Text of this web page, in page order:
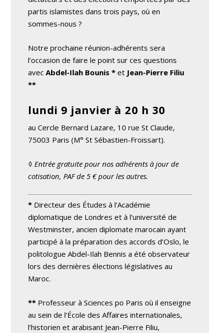
partis islamistes dans trois pays, où en
sommes-nous ?
Notre prochaine réunion-adhérents sera
l’occasion de faire le point sur ces questions
avecAbdel-Ilah Bounis * et Jean-Pierre Filiu
**
lundi 9 janvier à 20 h 30
au Cercle Bernard Lazare, 10 rue St Claude,
75003 Paris (M° St Sébastien-Froissart).
◊ Entrée gratuite pour nos adhérents à jour de
cotisation, PAF de 5 € pour les autres.
* Directeur des Études à l’Académie
diplomatique de Londres et à l’université de
Westminster, ancien diplomate marocain ayant
participé à la préparation des accords d’Oslo, le
politologue Abdel-Ilah Bennis a été observateur
lors des dernières élections législatives au
Maroc.
** Professeur à Sciences po Paris où il enseigne
au sein de l’École des Affaires internationales,
l’historien et arabisant Jean-Pierre Filiu,